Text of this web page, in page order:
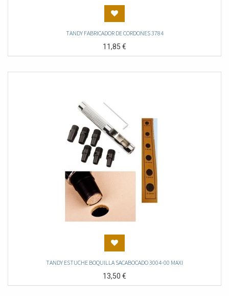
TANDY FABRICADOR DE CORDONES 3784
11,85€
TANDY ESTUCHE BOQUILLA SACABOCADO 3004-00 MAXI
13,50€